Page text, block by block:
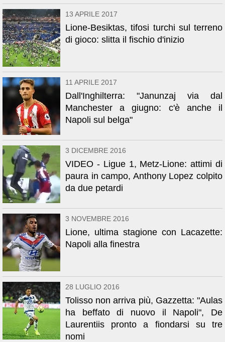
13 APRILE 2017
Lione-Besiktas, tifosi turchi sul terreno
di gioco: slitta il fischio d'inizio
11 APRILE 2017
Dall'Inghilterra: "Janunzaj via dal
Manchester a giugno: c'è anche il
Napoli sul belga"
3 DICEMBRE 2016
VIDEO - Ligue 1, Metz-Lione: attimi di
paura in campo, Anthony Lopez colpito
da due petardi
3 NOVEMBRE 2016
Lione, ultima stagione con Lacazette:
Napoli alla finestra
28 LUGLIO 2016
Tolisso non arriva più, Gazzetta: "Aulas
ha beffato di nuovo il Napoli", De
Laurentiis pronto a fiondarsi su tre
nomi